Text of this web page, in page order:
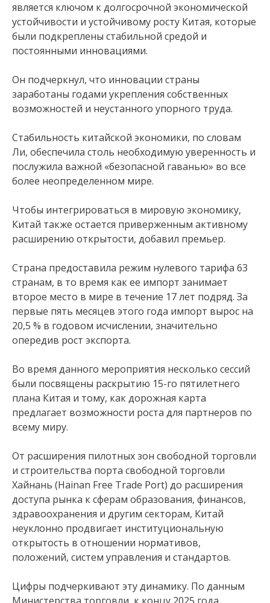
является ключом к долгосрочной экономической
устойчивости и устойчивому росту Китая, которые
были подкреплены стабильной средой и
постоянными инновациями.
Он подчеркнул, что инновации страны
заработаны годами укрепления собственных
возможностей и неустанного упорного труда.
Стабильность китайской экономики, по словам
Ли, обеспечила столь необходимую уверенность и
послужила важной «безопасной гаванью» во все
более неопределенном мире.
Чтобы интегрироваться в мировую экономику,
Китай также остается приверженным активному
расширению открытости, добавил премьер.
Страна предоставила режим нулевого тарифа 63
странам, в то время как ее импорт занимает
второе место в мире в течение 17 лет подряд. За
первые пять месяцев этого года импорт вырос на
20,5 % в годовом исчислении, значительно
опередив рост экспорта.
Во время данного мероприятия несколько сессий
были посвящены раскрытию 15-го пятилетнего
плана Китая и тому, как дорожная карта
предлагает возможности роста для партнеров по
всему миру.
От расширения пилотных зон свободной торговли
и строительства порта свободной торговли
Хайнань (Hainan Free Trade Port) до расширения
доступа рынка к сферам образования, финансов,
здравоохранения и другим секторам, Китай
неуклонно продвигает институциональную
открытость в отношении нормативов,
положений, систем управления и стандартов.
Цифры подчеркивают эту динамику. По данным